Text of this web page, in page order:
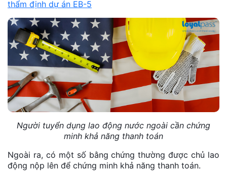
thẩm định dự án EB-5
Người tuyển dụng lao động nước ngoài cần chứng
minh khả năng thanh toán
Ngoài ra, có một số bằng chứng thường được chủ lao
động nộp lên để chứng minh khả năng thanh toán.